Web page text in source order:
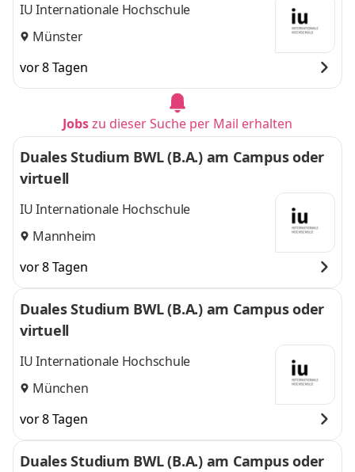
IU Internationale Hochschule
Münster
vor 8 Tagen
Jobszu dieser Suche per Mail erhalten
Duales Studium BWL (B.A.) am Campus oder
virtuell
IU Internationale Hochschule
Mannheim
vor 8 Tagen
Duales Studium BWL (B.A.) am Campus oder
virtuell
IU Internationale Hochschule
München
vor 8 Tagen
Duales Studium BWL (B.A.) am Campus oder